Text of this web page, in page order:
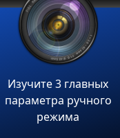
Изучите 3 главных
параметра ручного
режима